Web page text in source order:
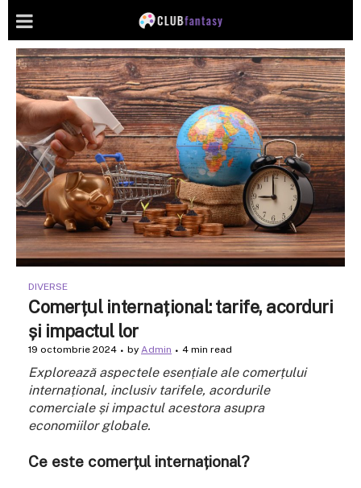
DIVERSE
Comerțul internațional: tarife, acorduri
și impactul lor
19 octombrie 2024 by Admin 4 min read
Explorează aspectele esențiale ale comerțului
internațional, inclusiv tarifele, acordurile
comerciale și impactul acestora asupra
economiilor globale.
Ce este comerțul internațional?